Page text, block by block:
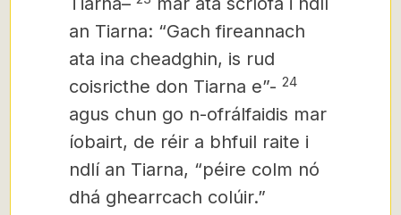
an Tiarna: “Gach fireannach
ata ina cheadghin, is rud
coisricthe don Tiarna e”- 24
agus chun go n-ofrálfaidis mar
íobairt, de réir a bhfuil raite i
ndlí an Tiarna, “péire colm nó
dhá ghearrcach colúir.”